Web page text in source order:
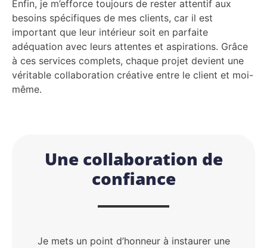
Enfin, je m’efforce toujours de rester attentif aux
besoins spécifiques de mes clients, car il est
important que leur intérieur soit en parfaite
adéquation avec leurs attentes et aspirations. Grâce
à ces services complets, chaque projet devient une
véritable collaboration créative entre le client et moi-
même.
Une collaboration de
confiance
Je mets un point d’honneur à instaurer une